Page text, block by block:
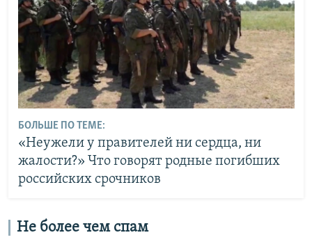
БОЛЬШЕ ПО ТЕМЕ:
«Неужели у правителей ни сердца, ни
жалости?» Что говорят родные погибших
российских срочников
Не более чем спам